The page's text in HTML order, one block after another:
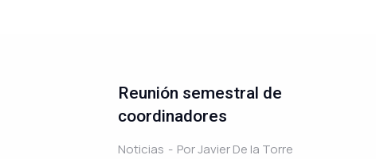
Reunión semestral de
coordinadores
Noticias PorJavier De la Torre